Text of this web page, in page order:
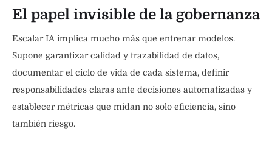
El papel invisible de la gobernanza
Escalar IA implica mucho más que entrenar modelos.
Supone garantizar calidad y trazabilidad de datos,
documentar el ciclo de vida de cada sistema, definir
responsabilidades claras ante decisiones automatizadas y
establecer métricas que midan no solo eficiencia, sino
también riesgo.